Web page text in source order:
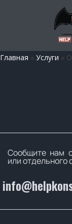
Главная » Услуги »
Сообщите нам
или отдельного